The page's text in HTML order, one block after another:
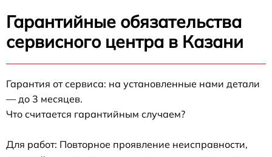
Гарантийные обязательства
сервисного центра в Казани
Гарантия от сервиса: на установленные нами детали
— до 3 месяцев.
Что считается гарантийным случаем?
Для работ: Повторное проявление неисправности,